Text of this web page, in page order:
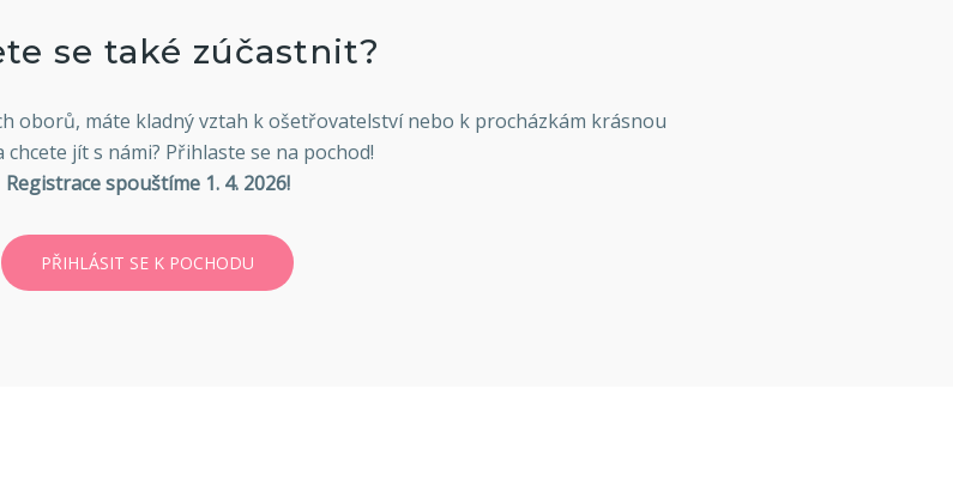
se také zúčastnit?
oborů, máte kladný vztah k ošetřovatelství nebo k procházkám krásnou
chcete jít s námi? Přihlaste se na pochod!
Registrace spouštíme 1. 4. 2026!
PŘIHLÁSIT SE K POCHODU